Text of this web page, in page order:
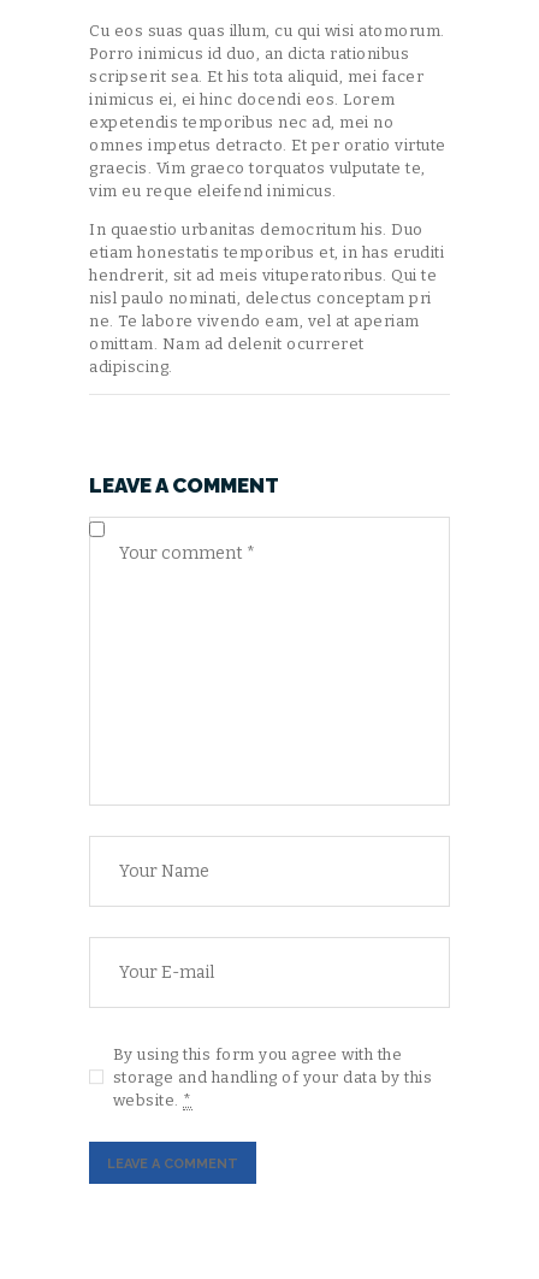
Cu eos suas quas illum, cu qui wisi atomorum.
Porro inimicus id duo, an dicta rationibus
scripserit sea. Et his tota aliquid, mei facer
inimicus ei, ei hinc docendi eos. Lorem
expetendis temporibus nec ad, mei no
omnes impetus detracto. Et per oratio virtute
graecis. Vim graeco torquatos vulputate te,
vim eu reque eleifend inimicus.
In quaestio urbanitas democritum his. Duo
etiam honestatis temporibus et, in has eruditi
hendrerit, sit ad meis vituperatoribus. Qui te
nisl paulo nominati, delectus conceptam pri
ne. Te labore vivendo eam, vel at aperiam
omittam. Nam ad delenit ocurreret
adipiscing.
LEAVE A COMMENT
By using this form you agree with the
storage and handling of your data by this
website. *